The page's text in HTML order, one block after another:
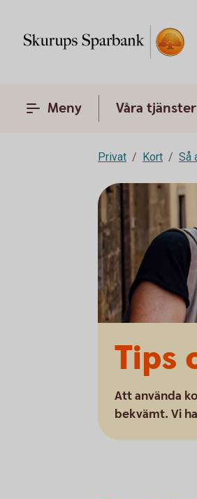
Meny Våra tjänster
Privat Kort Så
Tips
Att använda
bekvämt. Vi